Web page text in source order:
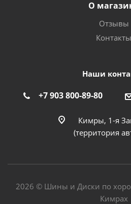
О
Отзывы
Контакты
Наши
+7 903 800-89-80
Кимры, 1-я
(территория
2026 © Шины и Диски по
Кимрах